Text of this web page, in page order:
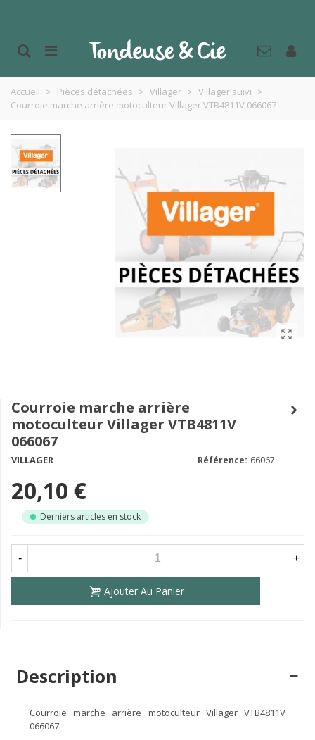
Accueil > Pièces détachées > Villager > Villager suivi >
Courroie marche arrière motoculteur Villager VTB4811V 066067
Courroie marche arrière
motoculteur Villager VTB4811V
066067
VILLAGER Référence: 66067
20,10 €
Derniers articles en stock
- +
Ajouter Au Panier
Description
Courroie marche arrière motoculteur Villager VTB4811V
066067